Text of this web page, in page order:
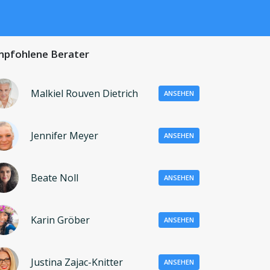
Berater
Malkiel Rouven Dietrich ANSEHEN
Jennifer Meyer ANSEHEN
Beate Noll ANSEHEN
Karin Gröber ANSEHEN
Justina Zajac-Knitter ANSEHEN